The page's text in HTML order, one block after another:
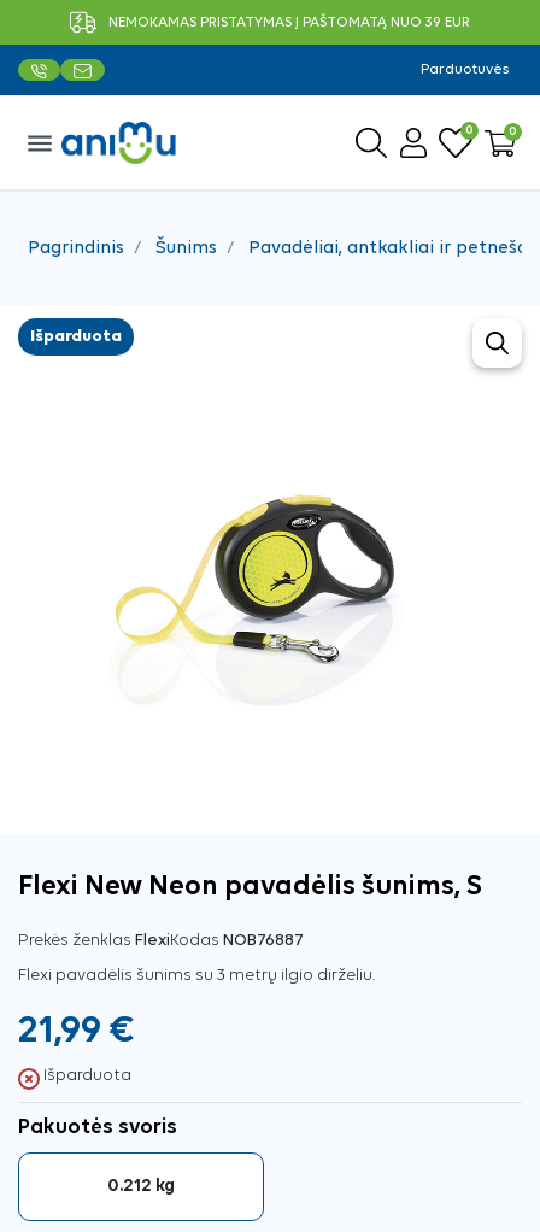
NEMOKAMAS PRISTATYMAS Į PAŠTOMATĄ NUO 39 EUR
Parduotuvės
menu 0 0
Pagrindinis Šunims Pavadėliai, antkakliai ir petnešos
Išparduota
Flexi New Neon pavadėlis šunims, S
Prekės ženklas FlexiKodas NOB76887
Flexi pavadėlis šunims su 3 metrų ilgio dirželiu.
21,99 €
Išparduota
Pakuotės svoris
0.212 kg